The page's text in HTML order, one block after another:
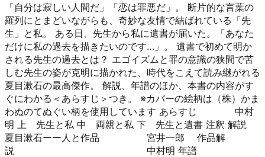
「自分は寂しい人間だ」「恋は罪悪だ」。 断片的な言葉の
羅列にとまどいながらも、奇妙な友情で結ばれている「先
生」と私。 ある日、先生から私に遺書が届いた。「あなた
だけに私の過去を描きたいのです…」。 遺書で初めて明か
される先生の過去とは？ エゴイズムと罪の意識の狭間で苦
しむ先生の姿が克明に描かれた、時代をこえて読み継がれる
夏目漱石の最高傑作。 解説、年譜のほか、本書の内容がす
ぐにわかる＜あらすじ＞つき。 ※カバーの絵柄は（株）かま
わぬのてぬぐい柄を使用しています あらすじ 中村
明 上 先生と私 中 両親と私 下 先生と遺書 注釈 解説
夏目漱石ーー人と作品 宮井一郎 作品解
説 中村明 年譜